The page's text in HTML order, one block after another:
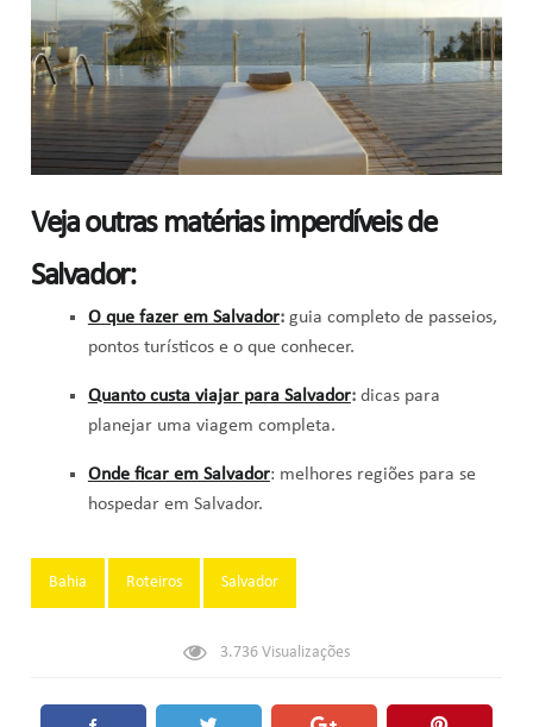
Veja outras matérias imperdíveis de
Salvador:
O que fazer em Salvador:guia completo de passeios,
pontos turísticos e o que conhecer.
Quanto custa viajar para Salvador:dicas para
planejar uma viagem completa.
Onde ficar em Salvador: melhores regiões para se
hospedar em Salvador.
Tags:
Bahia Roteiros Salvador
3.736 Visualizações